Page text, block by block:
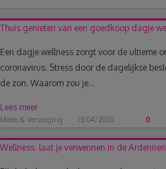
Thuis genieten van een goedkoop dagje
Een dagje wellness zorgt voor de ultieme
coronavirus. Stress door de dagelijkse
de zon. Waarom zou je...
Lees meer
Mode & Verzorging 13/04/2020 0
Wellness: laat je verwennen in de